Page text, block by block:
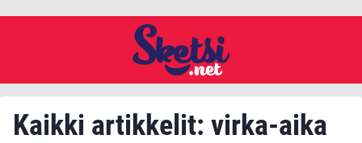
Kaikki artikkelit: virka-aika